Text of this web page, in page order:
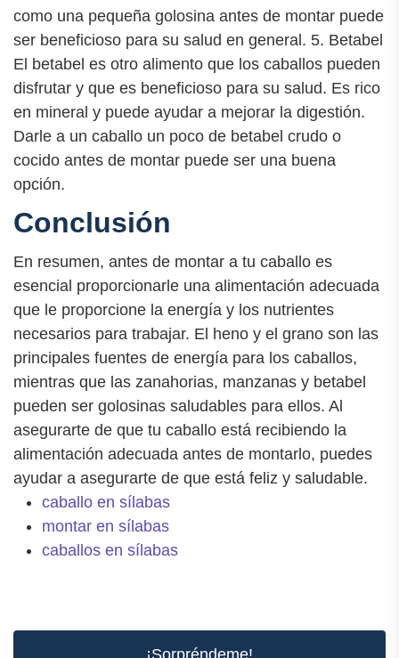
como una pequeña golosina antes de montar puede
ser beneficioso para su salud en general. 5. Betabel
El betabel es otro alimento que los caballos pueden
disfrutar y que es beneficioso para su salud. Es rico
en mineral y puede ayudar a mejorar la digestión.
Darle a un caballo un poco de betabel crudo o
cocido antes de montar puede ser una buena
opción.
Conclusión
En resumen, antes de montar a tu caballo es
esencial proporcionarle una alimentación adecuada
que le proporcione la energía y los nutrientes
necesarios para trabajar. El heno y el grano son las
principales fuentes de energía para los caballos,
mientras que las zanahorias, manzanas y betabel
pueden ser golosinas saludables para ellos. Al
asegurarte de que tu caballo está recibiendo la
alimentación adecuada antes de montarlo, puedes
ayudar a asegurarte de que está feliz y saludable.
caballo en sílabas
montar en sílabas
caballos en sílabas
¡Sorpréndeme!